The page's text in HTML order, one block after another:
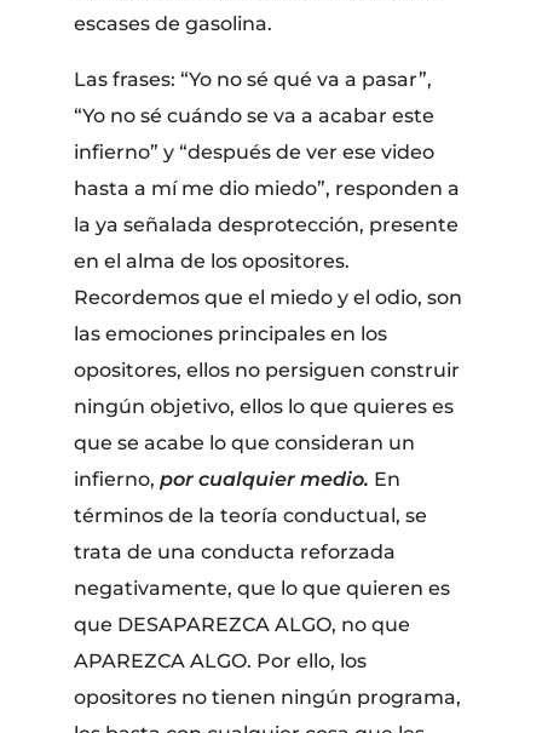
escases de gasolina.
Las frases: “Yo no sé qué va a pasar”,
“Yo no sé cuándo se va a acabar este
infierno” y “después de ver ese video
hasta a mí me dio miedo”, responden a
la ya señalada desprotección, presente
en el alma de los opositores.
Recordemos que el miedo y el odio, son
las emociones principales en los
opositores, ellos no persiguen construir
ningún objetivo, ellos lo que quieres es
que se acabe lo que consideran un
infierno,por cualquier medio. En
términos de la teoría conductual, se
trata de una conducta reforzada
negativamente, que lo que quieren es
que DESAPAREZCA ALGO, no que
APAREZCA ALGO. Por ello, los
opositores no tienen ningún programa,